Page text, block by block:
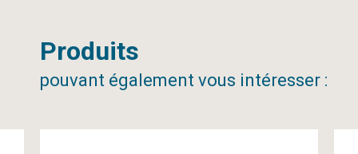
Produits
pouvant également vous intéresser :